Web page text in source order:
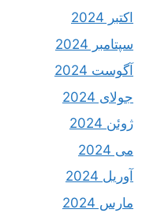
اکتبر 2024
سپتامبر 2024
آگوست 2024
جولای 2024
ژوئن 2024
می 2024
آوریل 2024
مارس 2024